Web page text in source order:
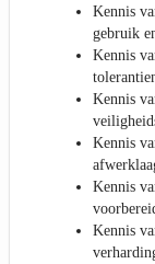
Kennis
gebruik
Kennis
Kennis
Kennis
Kennis
Kennis